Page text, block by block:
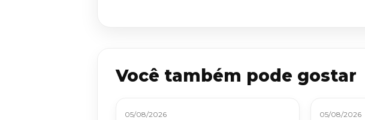
Você também pode gostar
05/08/2026 05/08/2026